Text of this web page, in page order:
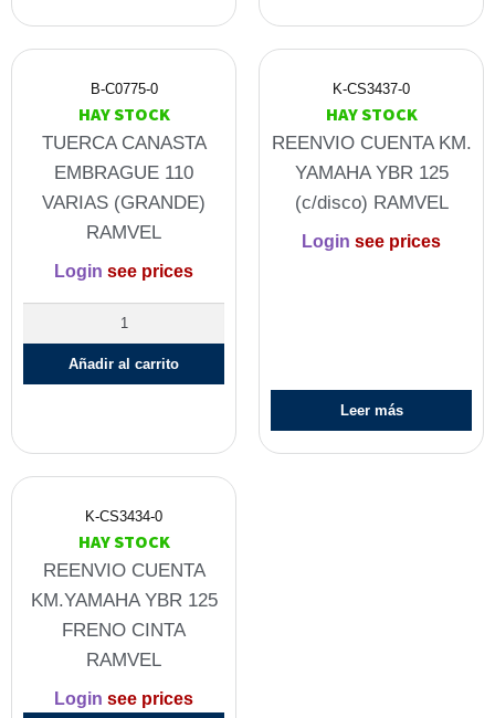
B-C0775-0
HAY STOCK
TUERCA CANASTA
EMBRAGUE 110
VARIAS (GRANDE)
RAMVEL
Login see prices
Añadir al carrito
K-CS3437-0
HAY STOCK
REENVIO CUENTA KM.
YAMAHA YBR 125
(c/disco) RAMVEL
Login see prices
Leer más
K-CS3434-0
HAY STOCK
REENVIO CUENTA
KM.YAMAHA YBR 125
FRENO CINTA
RAMVEL
Login see prices